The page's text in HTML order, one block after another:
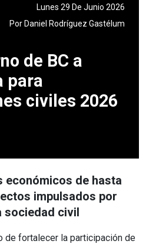
Lunes 29 De Junio 2026
Por Daniel Rodríguez Gastélum
de BC a
para
civiles 2026
económicos de hasta
impulsados por
sociedad civil
de fortalecer la participación de